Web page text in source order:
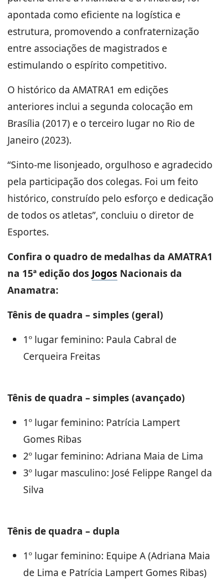
apontada como eficiente na logística e
estrutura, promovendo a confraternização
entre associações de magistrados e
estimulando o espírito competitivo.
O histórico da AMATRA1 em edições
anteriores inclui a segunda colocação em
Brasília (2017) e o terceiro lugar no Rio de
Janeiro (2023).
“Sinto-me lisonjeado, orgulhoso e agradecido
pela participação dos colegas. Foi um feito
histórico, construído pelo esforço e dedicação
de todos os atletas”, concluiu o diretor de
Esportes.
Confira o quadro de medalhas da AMATRA1
na 15ª edição dos Jogos Nacionais da
Anamatra:
Tênis de quadra – simples (geral)
1º lugar feminino: Paula Cabral de
Cerqueira Freitas
Tênis de quadra – simples (avançado)
1º lugar feminino: Patrícia Lampert
Gomes Ribas
2º lugar feminino: Adriana Maia de Lima
3º lugar masculino: José Felippe Rangel da
Silva
Tênis de quadra – dupla
1º lugar feminino: Equipe A (Adriana Maia
de Lima e Patrícia Lampert Gomes Ribas)